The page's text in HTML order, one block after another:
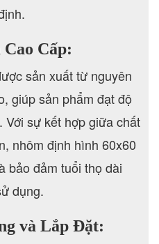
Cấp:
sản xuất từ nguyên
giúp sản phẩm đạt độ
Với sự kết hợp giữa chất
nhôm định hình 60x60
bảo đảm tuổi thọ dài
dụng.
và Lắp Đặt: